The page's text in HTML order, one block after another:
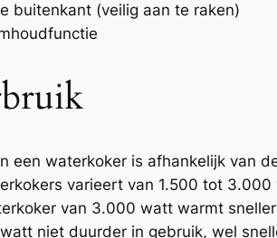
buitenkant (veilig aan te raken)
een waterkoker is afhankelijk van
varieert van 1.500 tot
van 3.000 watt warmt
niet duurder in gebruik, wel